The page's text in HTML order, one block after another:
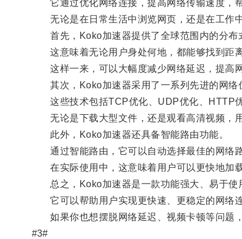
它通过优化网络连接，提高网络传输速度，帮
无论是在日常生活中浏览网页，还是在工作中
首先，Koko加速器提供了全球范围内的分布
这意味着无论用户身处何地，都能够找到距离
这样一来，可以大幅度减少网络延迟，提高网
其次，Koko加速器采用了一系列先进的网络
这些技术包括TCP优化、UDP优化、HTTP优
无论是下载大型文件，还是观看高清视频，用
此外，Koko加速器还具备智能路由功能。
通过智能路由，它可以自动选择最佳的网络路
在实际使用中，这意味着用户可以更快地加载
总之，Koko加速器是一款功能强大、易于使
它可以帮助用户实现更快速、更稳定的网络连
如果你也想摆脱网络延迟、视频卡顿等问题，
#3#